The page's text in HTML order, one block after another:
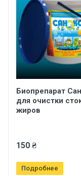
Биопрепарат
для очистки
жиров
150 ₴
Подробнее